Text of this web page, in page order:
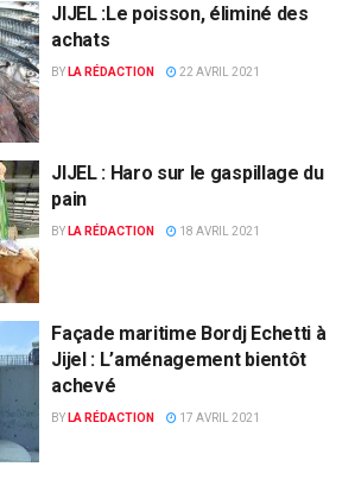
JIJEL :Le poisson, éliminé des
achats
BY LA RÉDACTION 22 AVRIL 2021
JIJEL : Haro sur le gaspillage du
pain
BY LA RÉDACTION 18 AVRIL 2021
Façade maritime Bordj Echetti à
Jijel : L’aménagement bientôt
achevé
BY LA RÉDACTION 17 AVRIL 2021